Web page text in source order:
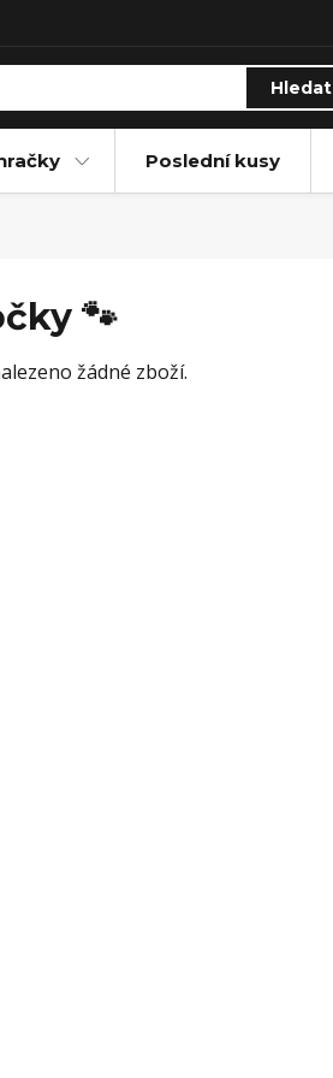
Hledat
Poslední kusy
🐾
žádné zboží.